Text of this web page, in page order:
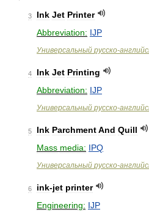
3 Ink Jet Printer
Abbreviation: IJP
Универсальный русско-
4 Ink Jet Printing
Abbreviation: IJP
Универсальный русско-
5 Ink ParchmentAnd Quill
Mass media: IPQ
Универсальный русско-
6 ink-jet printer
Engineering: IJP